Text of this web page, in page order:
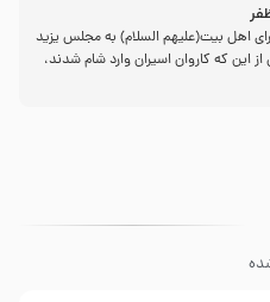
اهل بیت‌(علیهم السلام) به مجلس یزید
این كه كاروان اسیران وارد شام شدند،